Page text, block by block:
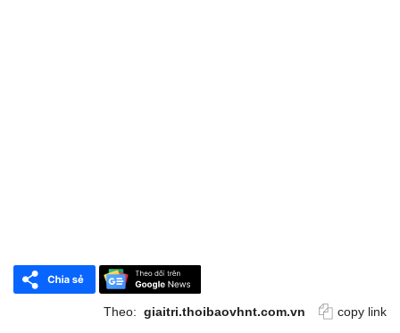
Theo: giaitri.thoibaovhnt.com.vn copy link